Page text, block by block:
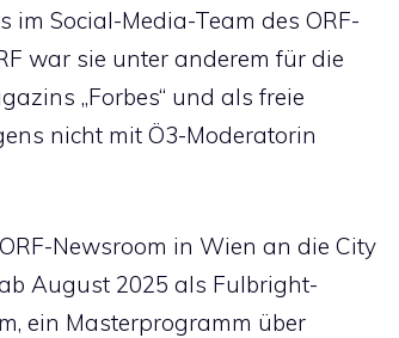
im Social-Media-Team des ORF-
war sie unter anderem für die
„Forbes“ und als freie
nicht mit Ö3-Moderatorin
Newsroom in Wien an die City
August 2025 als Fulbright-
ein Masterprogramm über